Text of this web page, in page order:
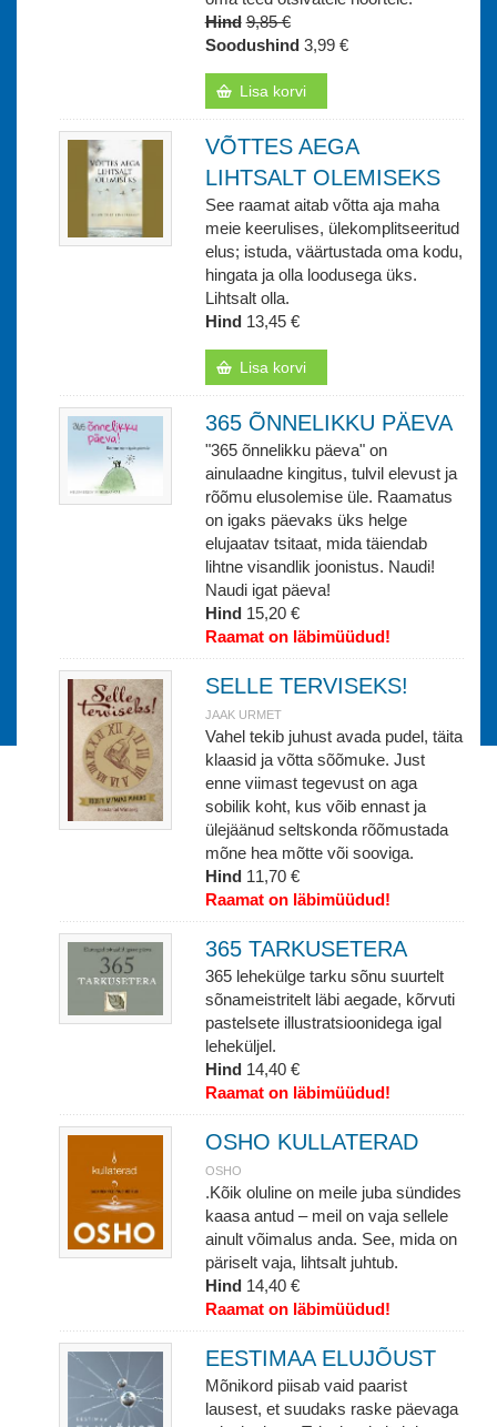
Hind 9,85 €
Soodushind 3,99 €
Lisa korvi
VÕTTES AEGA
LIHTSALT OLEMISEKS
See raamat aitab võtta aja maha
meie keerulises, ülekomplitseeritud
elus; istuda, väärtustada oma kodu,
hingata ja olla loodusega üks.
Lihtsalt olla.
Hind 13,45 €
Lisa korvi
365 ÕNNELIKKU PÄEVA
"365 õnnelikku päeva" on
ainulaadne kingitus, tulvil elevust ja
rõõmu elusolemise üle. Raamatus
on igaks päevaks üks helge
elujaatav tsitaat, mida täiendab
lihtne visandlik joonistus. Naudi!
Naudi igat päeva!
Hind 15,20 €
Raamat on läbimüüdud!
SELLE TERVISEKS!
JAAK URMET
Vahel tekib juhust avada pudel, täita
klaasid ja võtta sõõmuke. Just
enne viimast tegevust on aga
sobilik koht, kus võib ennast ja
ülejäänud seltskonda rõõmustada
mõne hea mõtte või sooviga.
Hind 11,70 €
Raamat on läbimüüdud!
365 TARKUSETERA
365 lehekülge tarku sõnu suurtelt
sõnameistritelt läbi aegade, kõrvuti
pastelsete illustratsioonidega igal
leheküljel.
Hind 14,40 €
Raamat on läbimüüdud!
OSHO KULLATERAD
OSHO
.Kõik oluline on meile juba sündides
kaasa antud – meil on vaja sellele
ainult võimalus anda. See, mida on
päriselt vaja, lihtsalt juhtub.
Hind 14,40 €
Raamat on läbimüüdud!
EESTIMAA ELUJÕUST
Mõnikord piisab vaid paarist
lausest, et suudaks raske päevaga